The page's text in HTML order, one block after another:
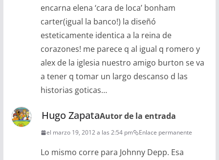
encarna elena ‘cara de loca’ bonham
carter(igual la banco!) la diseñó
esteticamente identica a la reina de
corazones! me parece q al igual q romero y
alex de la iglesia nuestro amigo burton se va
a tener q tomar un largo descanso d las
historias goticas…
Hugo ZapataAutor de la entrada
el marzo 19, 2012 a las 2:54 pm Enlace permanente
Lo mismo corre para Johnny Depp. Esa